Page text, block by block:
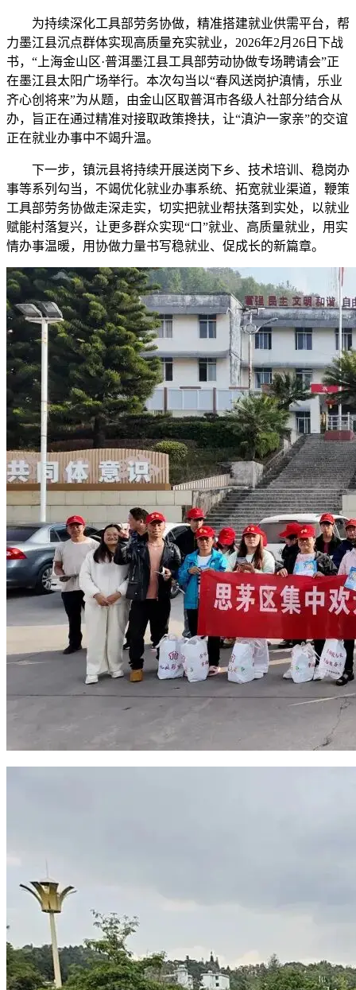
为持续深化工具部劳务协做，精准搭建就业供需平台，帮
力墨江县沉点群体实现高质量充实就业，2026年2月26日下战
书，“上海金山区·普洱墨江县工具部劳动协做专场聘请会”正
在墨江县太阳广场举行。本次勾当以“春风送岗护滇情，乐业
齐心创将来”为从题，由金山区取普洱市各级人社部分结合从
办，旨正在通过精准对接取政策搀扶，让“滇沪一家亲”的交谊
正在就业办事中不竭升温。
下一步，镇沅县将持续开展送岗下乡、技术培训、稳岗办
事等系列勾当，不竭优化就业办事系统、拓宽就业渠道，鞭策
工具部劳务协做走深走实，切实把就业帮扶落到实处，以就业
赋能村落复兴，让更多群众实现“口”就业、高质量就业，用实
情办事温暖，用协做力量书写稳就业、促成长的新篇章。